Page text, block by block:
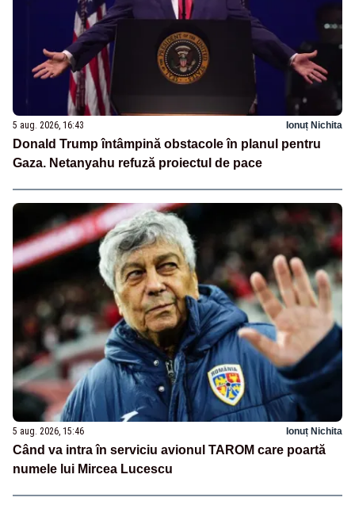
5 aug. 2026, 16:43 Ionuț Nichita
Donald Trump întâmpină obstacole în planul pentru
Gaza. Netanyahu refuză proiectul de pace
5 aug. 2026, 15:46 Ionuț Nichita
Când va intra în serviciu avionul TAROM care poartă
numele lui Mircea Lucescu